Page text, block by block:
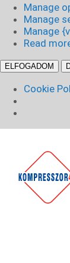
Manage
Manage
Manage
Read
ELFOGADOM
Cookie